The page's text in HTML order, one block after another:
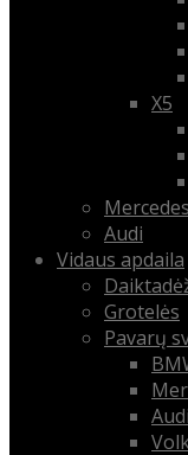
X5
Audi
Vidaus apdaila
Grotelės
Pavarų
Audi